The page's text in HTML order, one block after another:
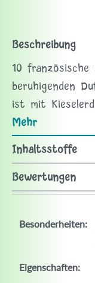
Beschreibung
10 französische
beruhigenden
ist mit
Mehr
Inhaltsstoffe
Bewertungen
Besonderheiten:
Eigenschaften: